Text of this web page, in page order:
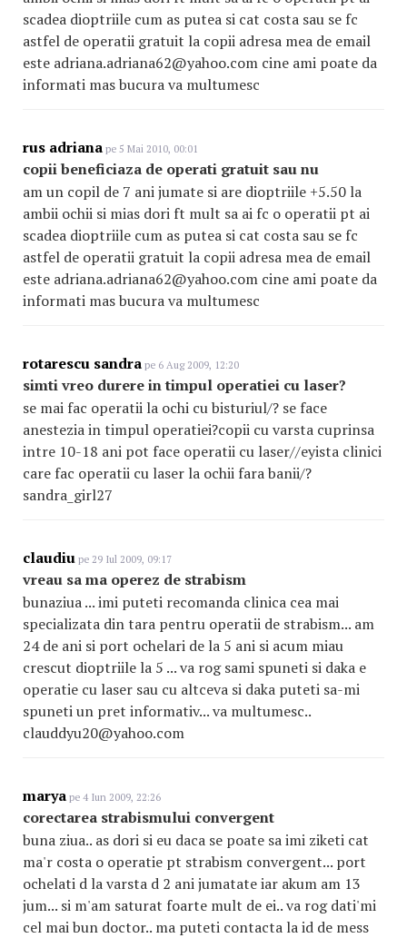
scadea dioptriile cum as putea si cat costa sau se fc
astfel de operatii gratuit la copii adresa mea de email
este adriana.adriana62@yahoo.com cine ami poate da
informati mas bucura va multumesc
rus adriana pe 5 Mai 2010, 00:01
copii beneficiaza de operati gratuit sau nu
am un copil de 7 ani jumate si are dioptriile +5.50 la
ambii ochii si mias dori ft mult sa ai fc o operatii pt ai
scadea dioptriile cum as putea si cat costa sau se fc
astfel de operatii gratuit la copii adresa mea de email
este adriana.adriana62@yahoo.com cine ami poate da
informati mas bucura va multumesc
rotarescu sandra pe 6 Aug 2009, 12:20
simti vreo durere in timpul operatiei cu laser?
se mai fac operatii la ochi cu bisturiul/? se face
anestezia in timpul operatiei?copii cu varsta cuprinsa
intre 10-18 ani pot face operatii cu laser//eyista clinici
care fac operatii cu laser la ochii fara banii/?
sandra_girl27
claudiu pe 29 Iul 2009, 09:17
vreau sa ma operez de strabism
bunaziua ... imi puteti recomanda clinica cea mai
specializata din tara pentru operatii de strabism... am
24 de ani si port ochelari de la 5 ani si acum miau
crescut dioptriile la 5 ... va rog sami spuneti si daka e
operatie cu laser sau cu altceva si daka puteti sa-mi
spuneti un pret informativ... va multumesc..
clauddyu20@yahoo.com
marya pe 4 Iun 2009, 22:26
corectarea strabismului convergent
buna ziua.. as dori si eu daca se poate sa imi ziketi cat
ma'r costa o operatie pt strabism convergent... port
ochelati d la varsta d 2 ani jumatate iar akum am 13
jum... si m'am saturat foarte mult de ei.. va rog dati'mi
cel mai bun doctor.. ma puteti contacta la id de mess